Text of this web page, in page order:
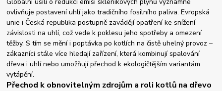
ovlivňuje postavení uhlí jako tradičního fosilního paliva. Evropská
unie i Česká republika postupně zavádějí opatření ke snížení
závislosti na uhlí, což vede k poklesu jeho spotřeby a omezení
těžby. S tím se mění i poptávka po kotlích na čistě uhelný provoz –
zákazníci stále více hledají zařízení, která kombinují spalování
dřeva i uhlí nebo umožňují přechod k ekologičtějším variantám
vytápění.
Přechod k obnovitelným zdrojům a roli kotlů na dřevo